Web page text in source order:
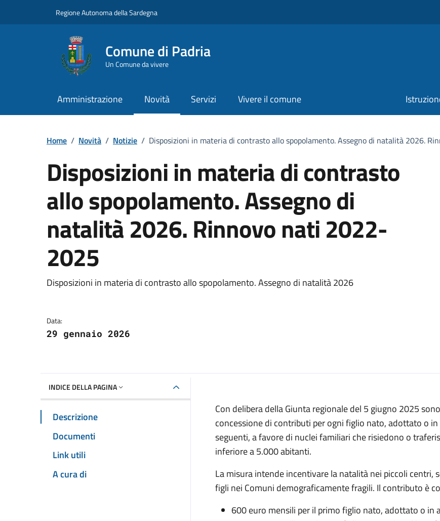
Regione Autonoma della Sardegna
Comune di Padria
Un Comune da vivere
Amministrazione Novità Servizi Vivere il comune
Home / Novità / Notizie / Disposizioni in materia di contrasto allo spopolamento. Assegno di natalità 2026.
Disposizioni in materia di contrasto
allo spopolamento. Assegno di
natalità 2026. Rinnovo nati 2022-
2025
Dettagli della notizia
Disposizioni in materia di contrasto allo spopolamento. Assegno di natalità 2026
Data:
29 gennaio 2026
INDICE DELLA PAGINA
Descrizione
Documenti
Link utili
A cura di
Con delibera della Giunta regionale del 5 giugno 2025
concessione di contributi per ogni figlio nato, adottato o
seguenti, a favore di nuclei familiari che risiedono o
inferiore a 5.000 abitanti.
La misura intende incentivare la natalità nei piccoli centri,
figli nei Comuni demograficamente fragili. Il contributo è
600 euro mensili per il primo figlio nato, adottato o in